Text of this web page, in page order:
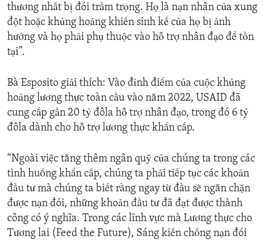
thương nhất bị đói trầm trọng. Họ là nạn nhân của xung
đột hoặc khủng hoảng khiến sinh kế của họ bị ảnh
hưởng và họ phải phụ thuộc vào hỗ trợ nhân đạo để tồn
tại”.
Bà Esposito giải thích: Vào đỉnh điểm của cuộc khủng
hoảng lương thực toàn cầu vào năm 2022, USAID đã
cung cấp gần 20 tỷ đôla hỗ trợ nhân đạo, trong đó 6 tỷ
đôla dành cho hỗ trợ lương thực khẩn cấp.
“Ngoài việc tăng thêm ngân quỹ của chúng ta trong các
tình huống khẩn cấp, chúng ta phải tiếp tục các khoản
đầu tư mà chúng ta biết rằng ngay từ đầu sẽ ngăn chặn
được nạn đói, những khoản đầu tư đã đạt được thành
công có ý nghĩa. Trong các lĩnh vực mà Lương thực cho
Tương lai (Feed the Future), Sáng kiến chống nạn đói